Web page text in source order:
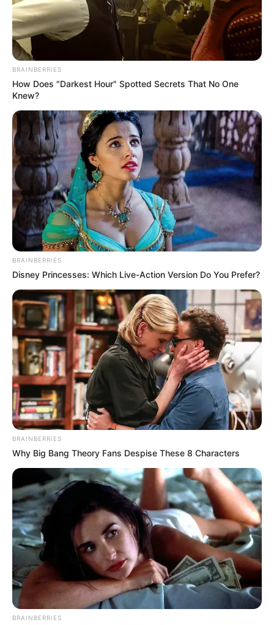
BRAINBERRIES
How Does "Darkest Hour" Spotted Secrets That No One
Knew?
BRAINBERRIES
Disney Princesses: Which Live-Action Version Do You Prefer?
BRAINBERRIES
Why Big Bang Theory Fans Despise These 8 Characters
BRAINBERRIES